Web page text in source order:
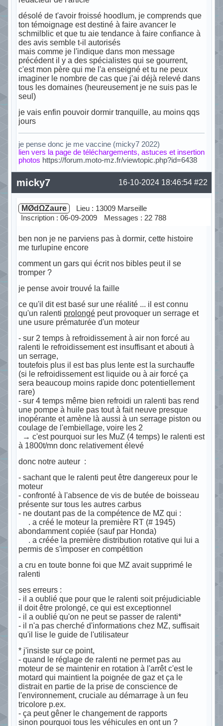
désolé de t'avoir froissé hoodlum, je comprends que
ton témoignage est destiné à faire avancer le
schmilblic et que tu aie tendance à faire confiance à
des avis semble t-il autorisés
mais comme je l'indique dans mon message
précédent il y a des spécialistes qui se gourrent,
c'est mon père qui me l'a enseigné et tu ne peux
imaginer le nombre de cas que j'ai déjà relevé dans
tous les domaines (heureusement je ne suis pas le
seul)
je vais enfin pouvoir dormir tranquille, au moins qqs
jours
je pense donc je me vaccine (micky7 2022)
lien vers la page de téléchargements, astuces et insertion
photos https://forum.moto-mz.fr/viewtopic.php?id=6438
Hors ligne #22
16-10-2024 18:46:54
micky7
MØdΩZaure
Lieu : 13009 Marseille
Inscription : 06-09-2009
Messages : 22 788
ben non je ne parviens pas à dormir, cette histoire
me turlupine encore
comment un gars qui écrit nos bibles peut il se
tromper ?
je pense avoir trouvé la faille
ce qu'il dit est basé sur une réalité ... il est connu
qu'un ralenti prolongépeut provoquer un serrage et
une usure prématurée d'un moteur
- sur 2 temps à refroidissement à air non forcé au
ralenti le refroidissement est insuffisant et abouti à
un serrage,
toutefois plus il est bas plus lente est la surchauffe
(si le refroidissement est liquide ou à air forcé ça
sera beaucoup moins rapide donc potentiellement
rare)
- sur 4 temps même bien refroidi un ralenti bas rend
une pompe à huile pas tout à fait neuve presque
inopérante et amène là aussi à un serrage piston ou
coulage de l'embiellage, voire les 2
→ c'est pourquoi sur les MuZ (4 temps) le ralenti est
à 1800t/mn donc relativement élevé
donc notre auteur :
- sachant que le ralenti peut être dangereux pour le
moteur
- confronté à l'absence de vis de butée de boisseau
présente sur tous les autres carbus
- ne doutant pas de la compétence de MZ qui :
. a créé le moteur la première RT (# 1945)
abondamment copiée (sauf par Honda)
. a créée la première distribution rotative qui lui a
permis de s'imposer en compétition
a cru en toute bonne foi que MZ avait supprimé le
ralenti
ses erreurs :
- il a oublié que pour que le ralenti soit préjudiciable
il doit être prolongé, ce qui est exceptionnel
- il a oublié qu'on ne peut se passer de ralenti*
- il n'a pas cherché d'informations chez MZ, suffisait
qu'il lise le guide de l'utilisateur
* j'insiste sur ce point,
- quand le réglage de ralenti ne permet pas au
moteur de se maintenir en rotation à l'arrêt c'est le
motard qui maintient la poignée de gaz et ça le
distrait en partie de la prise de conscience de
l'environnement, cruciale au démarrage à un feu
tricolore p.ex.
- ça peut gêner le changement de rapports
sinon pourquoi tous les véhicules en ont un ?